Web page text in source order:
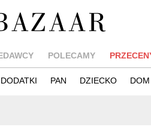
POLECAMY
DODATKI PAN DZIECKO DOM